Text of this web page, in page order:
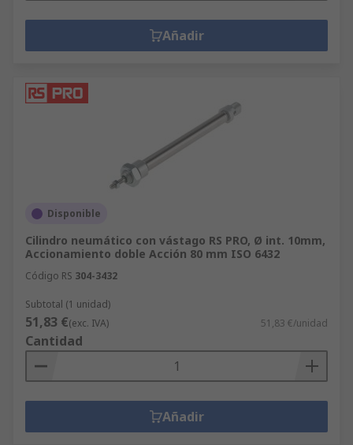
Añadir
Disponible
Cilindro neumático con vástago RS PRO, Ø int. 10mm,
Accionamiento doble Acción 80 mm ISO 6432
Código RS 304-3432
Subtotal (1 unidad)
51,83 €(exc. IVA) 51,83 €/unidad
Cantidad
Añadir